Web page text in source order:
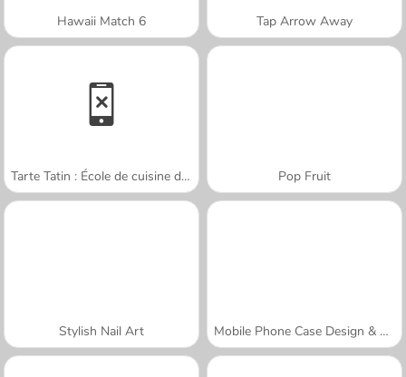
Hawaii Match 6 Tap Arrow Away
Tarte Tatin : École de cuisine de Sara Pop Fruit
Stylish Nail Art Mobile Phone Case Design & DIY